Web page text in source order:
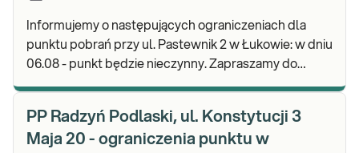
Informujemy o następujących ograniczeniach dla
punktu pobrań przy ul. Pastewnik 2 w Łukowie: w dniu
06.08 - punkt będzie nieczynny. Zapraszamy do
PP Radzyń Podlaski, ul. Konstytucji 3
Maja 20 - ograniczenia punktu w